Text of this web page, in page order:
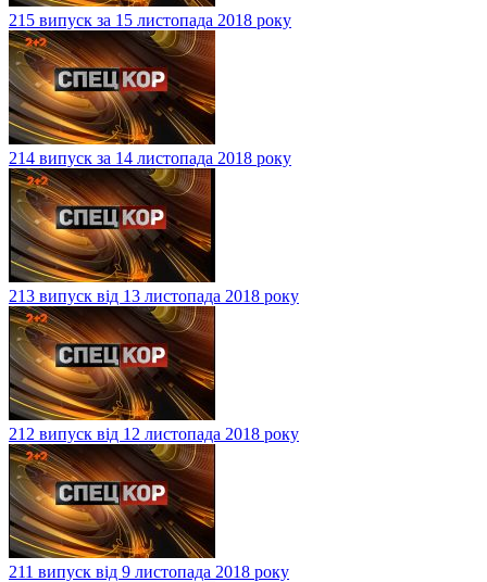
215 випуск за 15 листопада 2018 року
214 випуск за 14 листопада 2018 року
213 випуск від 13 листопада 2018 року
212 випуск від 12 листопада 2018 року
211 випуск від 9 листопада 2018 року